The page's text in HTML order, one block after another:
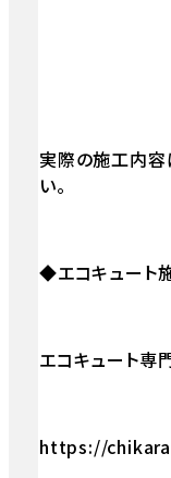
実際の施工内容
い。
◆エコキュート
エコキュート専
https://